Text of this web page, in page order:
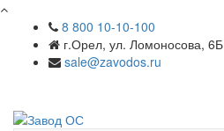
8 800 10-10-100
г.Орел, ул. Ломоносова, 6Б
sale@zavodos.ru